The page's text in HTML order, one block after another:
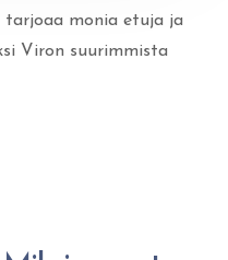
monia etuja ja
Viron suurimmista